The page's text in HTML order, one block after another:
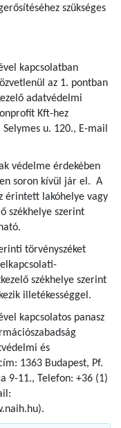
szükséges
kapcsolatban
az 1. pontban
adatvédelmi
Kft-hez
u. 120., E-mail
védelme érdekében
soron kívül jár el. A
érintett lakóhelye vagy
székhelye szerint
törvényszéket
székhelye szerint
illetékességgel.
kapcsolatos panasz
és
1363 Budapest, Pf.
9-11., Telefon: +36 (1)